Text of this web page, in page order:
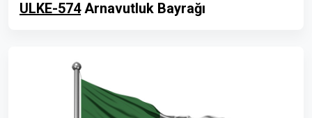
ULKE-574Arnavutluk Bayrağı